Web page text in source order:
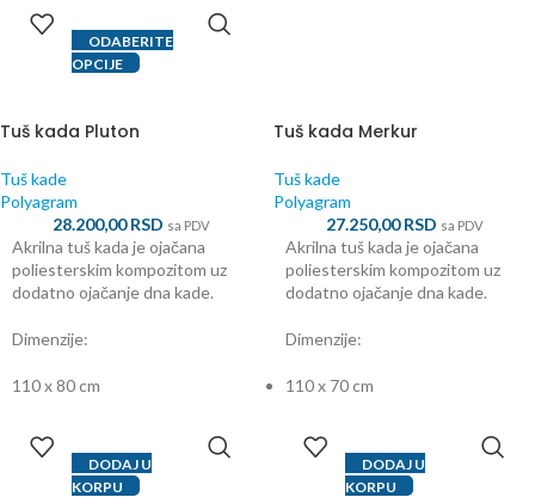
ODABERITE
OPCIJE
Tuš kada Pluton
Tuš kade
Polyagram
28.200,00RSD sa PDV
Akrilna tuš kada je ojačana
poliesterskim kompozitom uz
dodatno ojačanje dna kade.
Dimenzije:
110 x 80 cm
DODAJ U
KORPU
Tuš kada Merkur
Tuš kade
Polyagram
27.250,00RSD sa PDV
Akrilna tuš kada je ojačana
poliesterskim kompozitom uz
dodatno ojačanje dna kade.
Dimenzije:
110 x 70 cm
DODAJ U
KORPU